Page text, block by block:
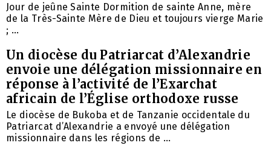
Jour de jeûne Sainte Dormition de sainte Anne, mère
de la Très-Sainte Mère de Dieu et toujours vierge Marie
; ...
Un diocèse du Patriarcat d’Alexandrie
envoie une délégation missionnaire en
réponse à l’activité de l’Exarchat
africain de l’Église orthodoxe russe
Le diocèse de Bukoba et de Tanzanie occidentale du
Patriarcat d’Alexandrie a envoyé une délégation
missionnaire dans les régions de ...